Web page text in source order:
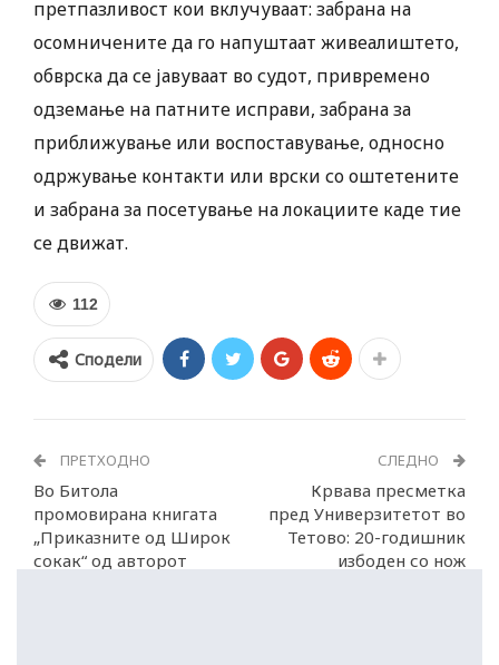
претпазливост кои вклучуваат: забрана на
осомничените да го напуштаат живеалиштето,
обврска да се јавуваат во судот, привремено
одземање на патните исправи, забрана за
приближување или воспоставување, односно
одржување контакти или врски со оштетените
и забрана за посетување на локациите каде тие
се движат.
112
Сподели
ПРЕТХОДНО
Во Битола
промовирана книгата
„Приказните од Широк
сокак“ од авторот
СЛЕДНО
Крвава пресметка
пред Универзитетот во
Тетово: 20-годишник
избоден со нож